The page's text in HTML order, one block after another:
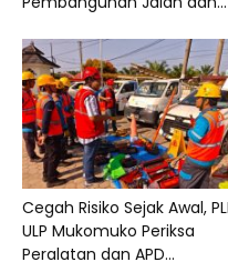
Cegah Risiko Sejak Awal,
ULP Mukomuko Periksa
Peralatan dan APD...